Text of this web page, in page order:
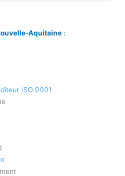
Aquitaine :
ISO 9001